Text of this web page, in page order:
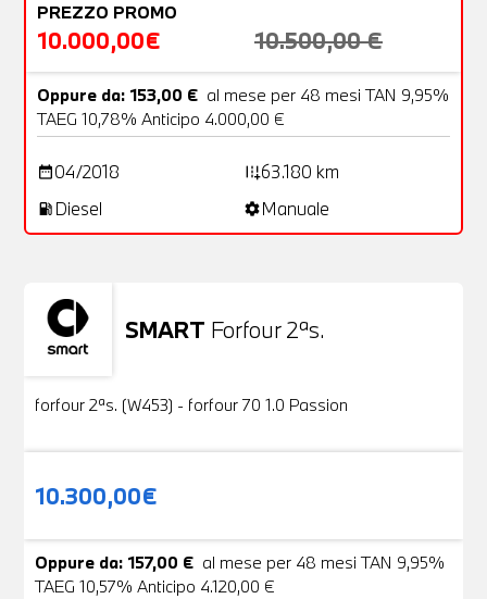
PREZZO PROMO
10.000,00€ 10.500,00 €
Oppure da: 153,00 € al mese per 48 mesi TAN 9,95%
TAEG 10,78% Anticipo 4.000,00 €
date_range04/2018 add_road63.180 km
local_gas_station Diesel settingsManuale
SMART Forfour 2ªs.
Usato
forfour 2ªs. (W453) - forfour 70 1.0 Passion
10.300,00€
Oppure da: 157,00 € al mese per 48 mesi TAN 9,95%
TAEG 10,57% Anticipo 4.120,00 €